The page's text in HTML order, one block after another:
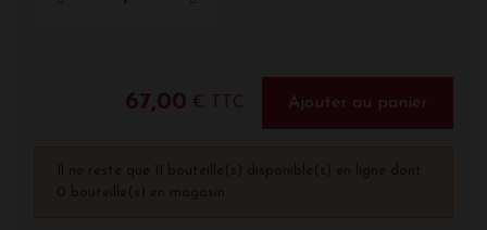
67,00 € TTC Ajouter au panier